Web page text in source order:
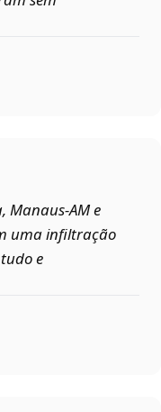
Manaus‑AM e
uma infiltração
e